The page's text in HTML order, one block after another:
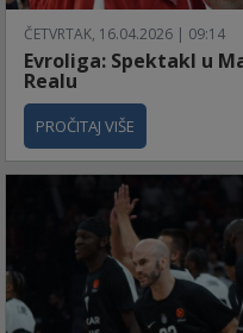
ČETVRTAK, 16.04.2026 | 09:14
Evroliga: Spektakl u
Realu
PROČITAJ VIŠE